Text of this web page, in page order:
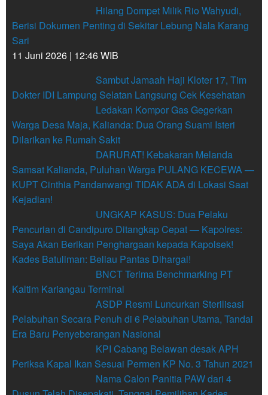
Hilang Dompet Milik Rio Wahyudi,
Berisi Dokumen Penting di Sekitar Lebung Nala Karang
Sari
11 Juni 2026 | 12:46 WIB
Sambut Jamaah Haji Kloter 17, Tim
Dokter IDI Lampung Selatan Langsung Cek Kesehatan
Ledakan Kompor Gas Gegerkan
Warga Desa Maja, Kalianda: Dua Orang Suami Isteri
Dilarikan ke Rumah Sakit
DARURAT! Kebakaran Melanda
Samsat Kalianda, Puluhan Warga PULANG KECEWA —
KUPT Cinthia Pandanwangi TIDAK ADA di Lokasi Saat
Kejadian!
UNGKAP KASUS: Dua Pelaku
Pencurian di Candipuro Ditangkap Cepat — Kapolres:
Saya Akan Berikan Penghargaan kepada Kapolsek!
Kades Batuliman: Beliau Pantas Dihargai!
BNCT Terima Benchmarking PT
Kaltim Kariangau Terminal
ASDP Resmi Luncurkan Sterilisasi
Pelabuhan Secara Penuh di 6 Pelabuhan Utama, Tandai
Era Baru Penyeberangan Nasional
KPI Cabang Belawan desak APH
Periksa Kapal Ikan Sesuai Permen KP No. 3 Tahun 2021
Nama Calon Panitia PAW dari 4